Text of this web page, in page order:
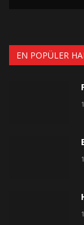
EN POPÜLER